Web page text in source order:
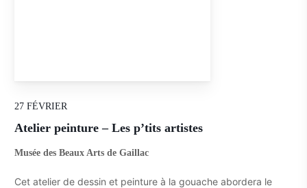
27 FÉVRIER
Atelier peinture – Les p’tits artistes
Musée des Beaux Arts de Gaillac
Cet atelier de dessin et peinture à la gouache abordera le